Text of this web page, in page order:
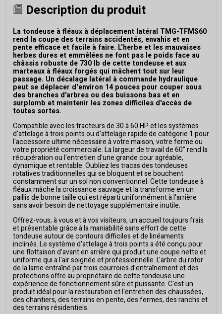
Description du produit
La tondeuse à fléaux à déplacement latéral TMG-TFMS60
rend la coupe des terrains accidentés, envahis et en
pente efficace et facile à faire. L'herbe et les mauvaises
herbes dures et emmêlées ne font pas le poids face au
châssis robuste de 730 lb de cette tondeuse et aux
marteaux à fléaux forgés qui mâchent tout sur leur
passage. Un décalage latéral à commande hydraulique
peut se déplacer d'environ 14 pouces pour couper sous
des branches d'arbres ou des buissons bas et en
surplomb et maintenir les zones difficiles d'accès de
toutes sortes.
Compatible avec les tracteurs de 30 à 60 HP et les systèmes
d'attelage à trois points ou d'attelage rapide de catégorie 1 pour
l'accessoire ultime nécessaire à votre maison, votre ferme ou
votre propriété commerciale. La largeur de travail de 60" rend la
récupération ou l'entretien d'une grande cour agréable,
dynamique et rentable. Oubliez les tracas des tondeuses
rotatives traditionnelles qui se bloquent et se bouchent
constamment sur un sol non conventionnel. Cette tondeuse à
fléaux mâche la croissance sauvage et la transforme en un
paillis de bonne taille qui est réparti uniformément à l'arrière
sans avoir besoin de nettoyage supplémentaire inutile.
Offrez-vous, à vous et à vos visiteurs, un accueil toujours frais
et présentable grâce à la maniabilité sans effort de cette
tondeuse autour de contours difficiles et de linéaments
inclinés. Le système d'attelage à trois points a été conçu pour
une flottaison d'avant en arrière qui produit une coupe nette et
uniforme qui a l'air soignée et professionnelle. L'arbre du rotor
de la lame entraîné par trois courroies d'entraînement et des
protections offre au propriétaire de cette tondeuse une
expérience de fonctionnement sûre et puissante. C'est un
produit idéal pour la restauration et l'entretien des chaussées,
des chantiers, des terrains en pente, des fermes, des ranchs et
des terrains résidentiels.